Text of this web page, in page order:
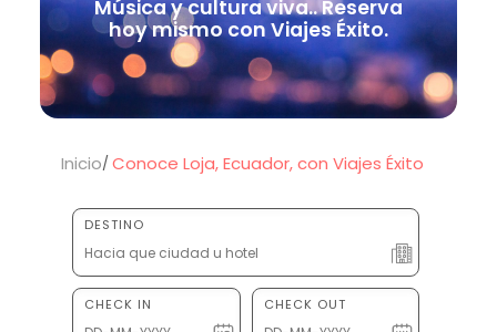
Música y cultura viva.. Reserva
hoy mismo con Viajes Éxito.
Inicio Conoce Loja, Ecuador, con Viajes Éxito
DESTINO
CHECK IN CHECK OUT